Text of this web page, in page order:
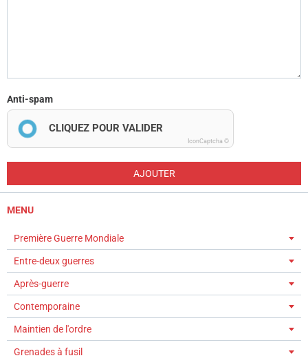
Anti-spam
CLIQUEZ POUR VALIDER
IconCaptcha ©
AJOUTER
MENU
Première Guerre Mondiale
Entre-deux guerres
Après-guerre
Contemporaine
Maintien de l'ordre
Grenades à fusil